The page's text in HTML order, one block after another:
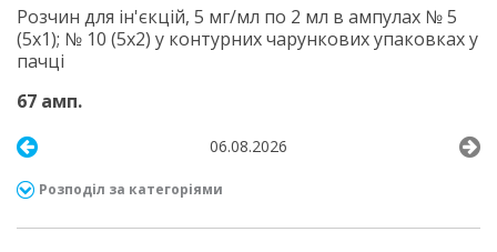
Розчин для ін'єкцій, 5 мг/мл по 2 мл в ампулах № 5
(5х1); № 10 (5х2) у контурних чарункових упаковках у
пачці
67 амп.
06.08.2026
Розподіл за категоріями